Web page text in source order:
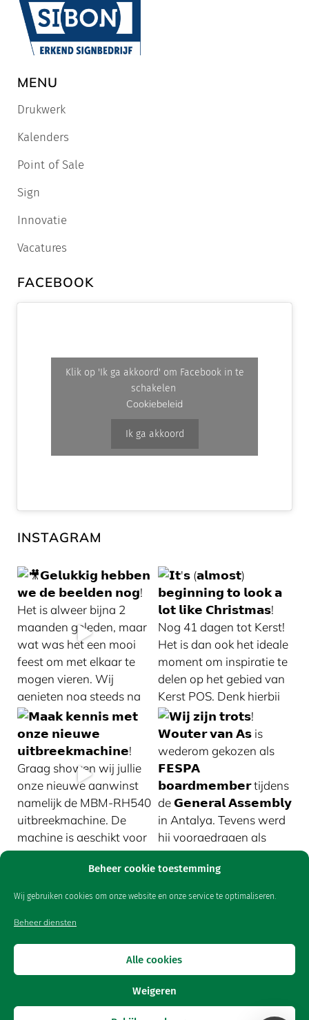
Beheer cookie toestemming
Wij gebruiken cookies om onze website en onze service te optimaliseren.
Beheer diensten
Alle cookies
Weigeren
MENU
Drukwerk
Kalenders
Point of Sale
Sign
Innovatie
Vacatures
FACEBOOK
Klik op 'Ik ga akkoord' om Facebook in te
schakelen
Cookiebeleid
Ik ga akkoord
INSTAGRAM
Volg op Instagram
Icons made by